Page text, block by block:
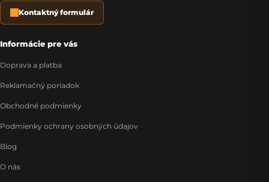
Kontaktný formulár
Informácie pre vás
Doprava a platba
Reklamačný poriadok
Obchodné podmienky
Podmienky ochrany osobných údajov
Blog
O nás